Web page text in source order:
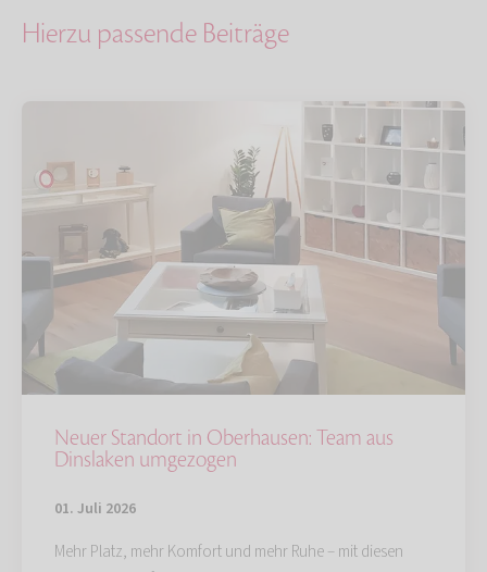
Hierzu passende Beiträge
Neuer Standort in Oberhausen: Team aus
Dinslaken umgezogen
01. Juli 2026
Mehr Platz, mehr Komfort und mehr Ruhe – mit diesen